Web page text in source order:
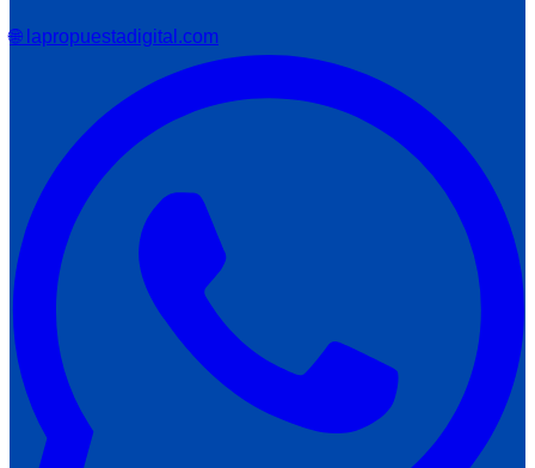
🌐 lapropuestadigital.com